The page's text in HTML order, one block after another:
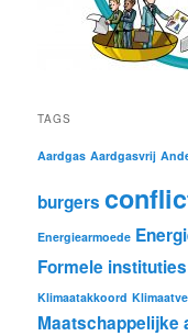
TAGS
Aardgas Aardgasvrij
burgers
Energiearmoede
Formele instituties
Klimaatakkoord
Maatschappelijke